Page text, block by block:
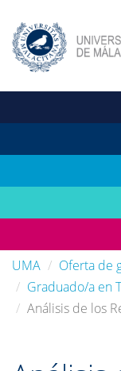
UMA
Oferta de
Graduado/a en
Análisis de los